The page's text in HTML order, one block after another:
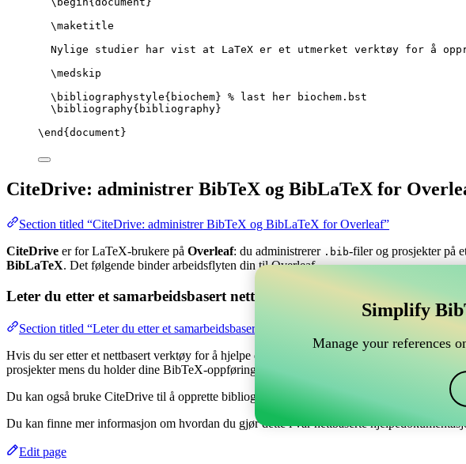
\maketitle
Nylige studier har vist at LaTeX er et utmerket verktøy for å
\medskip
\bibliographystyle{biochem} % last her biochem.bst
\bibliography{bibliography}
\end { document }
CiteDrive: administrer BibTeX og BibLaTeX for
Section titled “CiteDrive: administrer BibTeX og BibLaTeX for Overleaf”
CiteDrive er for LaTeX-brukere på Overleaf: du administrerer .bib-filer og prosjekter på
BibLaTeX. Det følgende binder arbeidsflyten din til Overleaf.
Leter du etter et samarbeidsbasert nettverktøy for å håndtere din
Section titled “Leter du etter et samarbeidsbasert nettverktøy for å håndtere din BibTeX-
Hvis du ser etter et nettbasert verktøy for å hjelpe deg med å håndtere dine referanser,
prosjekter mens du holder dine BibTeX-oppføringer oppdatert i ditt Overleaf-prosjekt.
Du kan også bruke CiteDrive til å opprette bibliografier og siteringer i ulike stiler,
Du kan finne mer informasjon om hvordan du gjør dette i vår nettbaserte
Edit page
Simplify
Manage your references